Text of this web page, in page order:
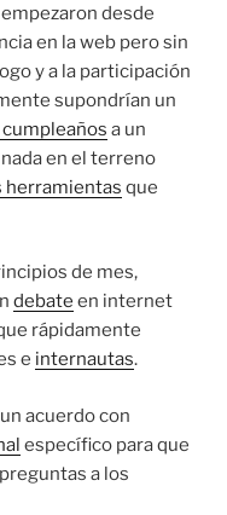
desde
en la web pero sin
y a la participación
supondrían un
a un
en el terreno
herramientas que
de mes,
debate en internet
rápidamente
e internautas.
acuerdo con
específico para que
a los